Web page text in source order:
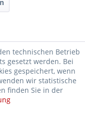
technischen Betrieb
gesetzt werden. Bei
gespeichert, wenn
wir statistische
finden Sie in der